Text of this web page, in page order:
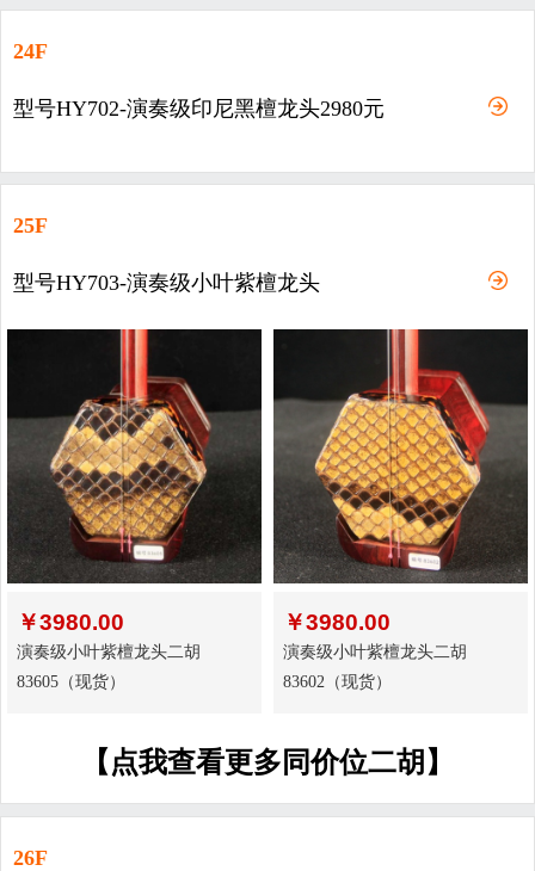
24F
型号HY702-演奏级印尼黑檀龙头2980元
25F
型号HY703-演奏级小叶紫檀龙头
￥3980.00
演奏级小叶紫檀龙头二胡
83605（现货）
￥3980.00
演奏级小叶紫檀龙头二胡
83602（现货）
【点我查看更多同价位二胡】
26F